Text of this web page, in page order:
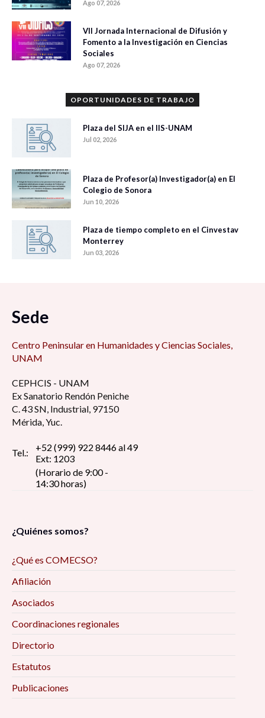
Ago 07, 2026
VII Jornada Internacional de Difusión y
Fomento a la Investigación en Ciencias
Sociales
Ago 07, 2026
OPORTUNIDADES DE TRABAJO
Plaza del SIJA en el IIS-UNAM
Jul 02, 2026
Plaza de Profesor(a) Investigador(a) en El
Colegio de Sonora
Jun 10, 2026
Plaza de tiempo completo en el Cinvestav
Monterrey
Jun 03, 2026
Sede
Centro Peninsular en Humanidades y Ciencias Sociales,
UNAM
CEPHCIS - UNAM
Ex Sanatorio Rendón Peniche
C. 43 SN, Industrial, 97150
Mérida, Yuc.
Tel.:
+52 (999) 922 8446 al 49
Ext: 1203
(Horario de 9:00 -
14:30 horas)
¿Quiénes somos?
¿Qué es COMECSO?
Afiliación
Asociados
Coordinaciones regionales
Directorio
Estatutos
Publicaciones